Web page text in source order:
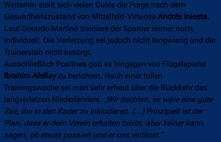
Weiterhin stellt sich vielen Culés die Frage nach dem
Gesundheitszustand von Mittelfeld-Virtuose Andrés Iniesta.
Laut Gerardo Martino trainiere der Spanier immer noch
individuell. Die Verletzung sei jedoch nicht langwierig und der
Trainerstab nicht besorgt.
Ausschließlich Positives gab es hingegen von Flügelspieler
Ibrahim Afellayzu berichten. Nach einer tollen
Trainingswoche sei man sehr erfreut über die Rückkehr des
langverletzen Niederländers. „Wir dachten, es wäre eine gute
Zeit, ihn in den Kader zu inkludieren. […] Prinzipiell ist der
Plan, dass er dem Verein erhalten bleibt, aber keiner kann
sagen, ob etwas passiert und er uns verlässt.“